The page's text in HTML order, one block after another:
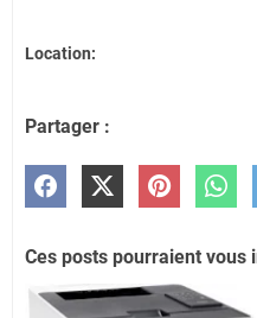
Location:
Partager :
Ces posts pourraient vous